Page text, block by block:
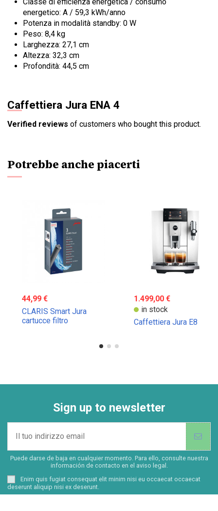
energetico: A / 59,3 kWh/anno
Potenza in modalità standby: 0 W
Peso: 8,4 kg
Larghezza: 27,1 cm
Altezza: 32,3 cm
Profondità: 44,5 cm
Caffettiera Jura ENA 4
Verified reviews of customers who bought this product.
Potrebbe anche piacerti
44,99 €
CLARIS Smart Jura
cartucce filtro
1.499,00 €
in stock
Caffettiera Jura E8
Sign up to newsletter
Puede darse de baja en cualquier momento. Para ello, consulte nuestra
información de contacto en el aviso legal.
Enim quis fugiat consequat elit minim nisi eu occaecat occaecat
deserunt aliquip nisi ex deserunt.